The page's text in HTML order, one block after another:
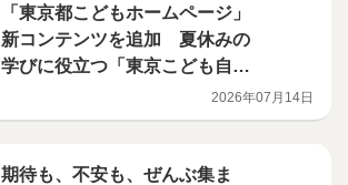
「東京都こどもホームページ」
新コンテンツを追加 夏休みの
学びに役立つ「東京こども自由
2026年07月14日
期待も、不安も、ぜんぶ集ま